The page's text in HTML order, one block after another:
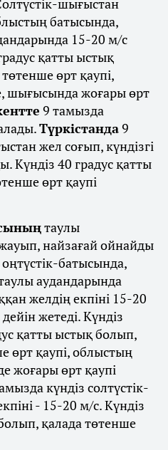
батысында,
15-20 м/с
қатты ыстық
өрт қаупі,
шығысында жоғары өрт
9 тамызда
Түркістанда9
жел соғып, күндізгі
Күндіз 40 градус қатты
өрт қаупі
таулы
найзағай ойнайды
батысында,
аудандарында
желдің екпіні 15-20
жетеді. Күндіз
қатты ыстық болып,
өрт қаупі, облыстың
жоғары өрт қаупі
күндіз солтүстік-
- 15-20 м/с. Күндіз
қалада төтенше